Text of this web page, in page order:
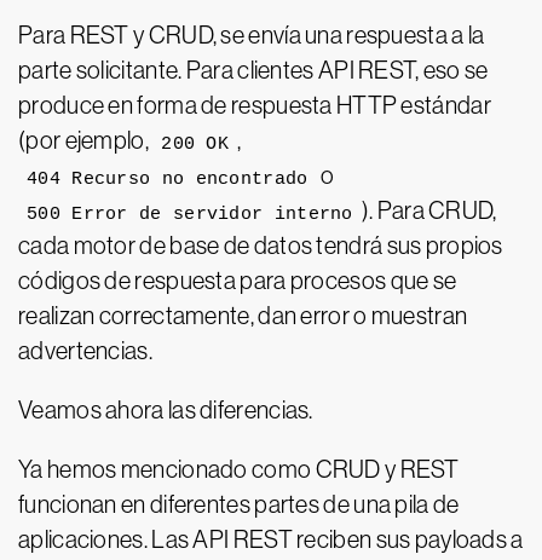
Para REST y CRUD, se envía una respuesta a la
parte solicitante. Para clientes API REST, eso se
produce en forma de respuesta HTTP estándar
(por ejemplo,
200 OK ,
404 Recurso no encontrado o
500 Error de servidor interno ). Para CRUD,
cada motor de base de datos tendrá sus propios
códigos de respuesta para procesos que se
realizan correctamente, dan error o muestran
advertencias.
Veamos ahora las diferencias.
Ya hemos mencionado como CRUD y REST
funcionan en diferentes partes de una pila de
aplicaciones. Las API REST reciben sus payloads a